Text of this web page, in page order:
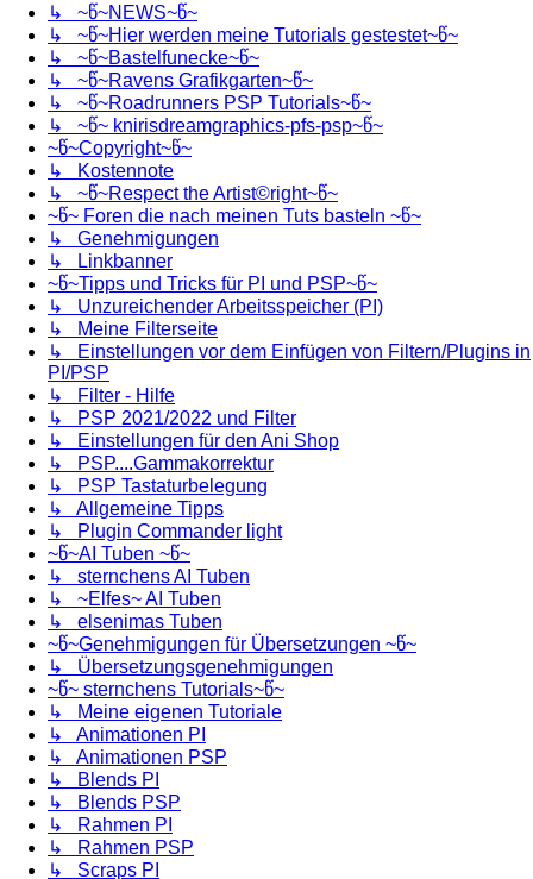
↳ ~წ~NEWS~წ~
↳ ~წ~Hier werden meine Tutorials gestestet~წ~
↳ ~წ~Bastelfunecke~წ~
↳ ~წ~Ravens Grafikgarten~წ~
↳ ~წ~Roadrunners PSP Tutorials~წ~
↳ ~წ~ knirisdreamgraphics-pfs-psp~წ~
~წ~Copyright~წ~
↳ Kostennote
↳ ~წ~Respect the Artist©right~წ~
~წ~ Foren die nach meinen Tuts basteln ~წ~
↳ Genehmigungen
↳ Linkbanner
~წ~Tipps und Tricks für PI und PSP~წ~
↳ Unzureichender Arbeitsspeicher (PI)
↳ Meine Filterseite
↳ Einstellungen vor dem Einfügen von Filtern/Plugins in
PI/PSP
↳ Filter - Hilfe
↳ PSP 2021/2022 und Filter
↳ Einstellungen für den Ani Shop
↳ PSP....Gammakorrektur
↳ PSP Tastaturbelegung
↳ Allgemeine Tipps
↳ Plugin Commander light
~წ~AI Tuben ~წ~
↳ sternchens AI Tuben
↳ ~Elfes~ AI Tuben
↳ elsenimas Tuben
~წ~Genehmigungen für Übersetzungen ~წ~
↳ Übersetzungsgenehmigungen
~წ~ sternchens Tutorials~წ~
↳ Meine eigenen Tutoriale
↳ Animationen PI
↳ Animationen PSP
↳ Blends PI
↳ Blends PSP
↳ Rahmen PI
↳ Rahmen PSP
↳ Scraps PI